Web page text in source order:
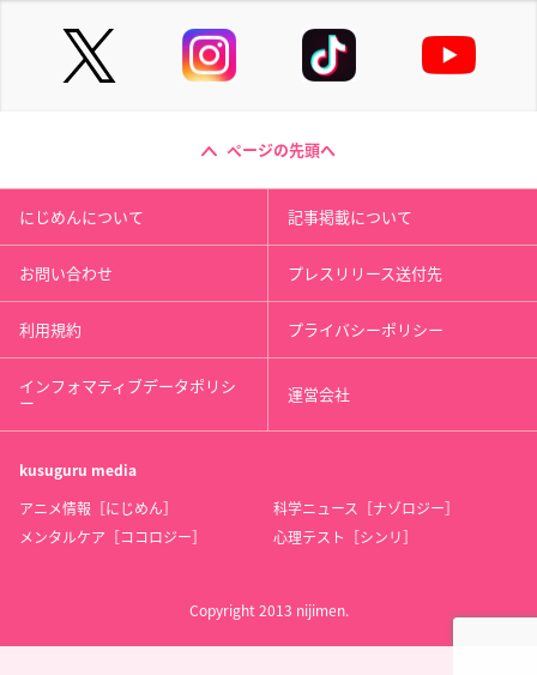
ページの先頭へ
にじめんについて 記事掲載について
お問い合わせ プレスリリース送付先
利用規約 プライバシーポリシー
インフォマティブデータポリシ
ー 運営会社
kusuguru media
アニメ情報［にじめん］
科学ニュース［ナゾロジー］
メンタルケア［ココロジー］
心理テスト［シンリ］
Copyright 2013 nijimen.